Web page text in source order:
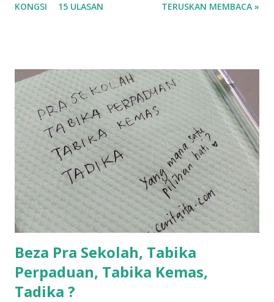
tau? yang sebut tu anak aku....diulangi ANAK AKU ....adoiiii
balik keja aku ajak la shah singgah Giant beli barang
sikit...dalam perjalanan dari dalam kereta tu biasalah kan
kami memang akan pimpin anak-anak jalan sampai masuk
dalam... dan kebiasanya bagi anak 4 macam kami ni bahagi-
bahagi lah siapa nak pimpin siapa... dan biasanya aku akan
dukung adik hadi sambil pimpin kakak husna... yang abg
ngah dengan abg long terserah pada shah la pulak.. tapi
kalau ikut anak-anak semua nak ummi pimpin... ajer rebeh
ba...
KONGSI 15 ULASAN TERUSKAN MEMBACA »
Beza Pra Sekolah, Tabika
Perpaduan, Tabika Kemas,
Tadika ?